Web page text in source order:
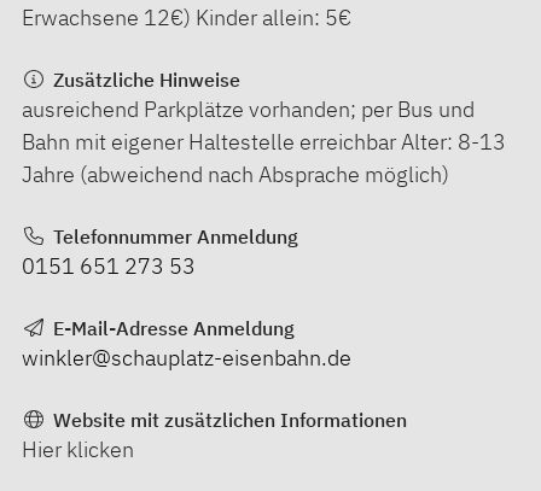
Erwachsene 12€) Kinder allein: 5€
Zusätzliche Hinweise
ausreichend Parkplätze vorhanden; per Bus und
Bahn mit eigener Haltestelle erreichbar Alter: 8-13
Jahre (abweichend nach Absprache möglich)
Telefonnummer Anmeldung
0151 651 273 53
E-Mail-Adresse Anmeldung
winkler@schauplatz-eisenbahn.de
Website mit zusätzlichen Informationen
Hier klicken